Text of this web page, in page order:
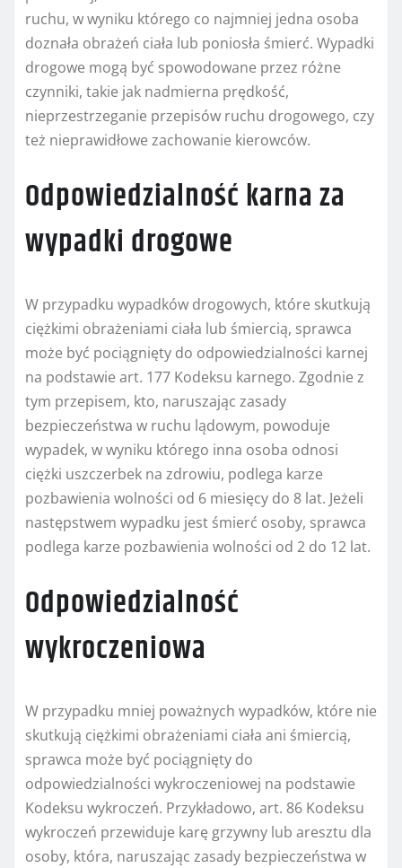
ruchu, w wyniku którego co najmniej jedna osoba
doznała obrażeń ciała lub poniosła śmierć. Wypadki
drogowe mogą być spowodowane przez różne
czynniki, takie jak nadmierna prędkość,
nieprzestrzeganie przepisów ruchu drogowego, czy
też nieprawidłowe zachowanie kierowców.
Odpowiedzialność karna za
wypadki drogowe
W przypadku wypadków drogowych, które skutkują
ciężkimi obrażeniami ciała lub śmiercią, sprawca
może być pociągnięty do odpowiedzialności karnej
na podstawie art. 177 Kodeksu karnego. Zgodnie z
tym przepisem, kto, naruszając zasady
bezpieczeństwa w ruchu lądowym, powoduje
wypadek, w wyniku którego inna osoba odnosi
ciężki uszczerbek na zdrowiu, podlega karze
pozbawienia wolności od 6 miesięcy do 8 lat. Jeżeli
następstwem wypadku jest śmierć osoby, sprawca
podlega karze pozbawienia wolności od 2 do 12 lat.
Odpowiedzialność
wykroczeniowa
W przypadku mniej poważnych wypadków, które nie
skutkują ciężkimi obrażeniami ciała ani śmiercią,
sprawca może być pociągnięty do
odpowiedzialności wykroczeniowej na podstawie
Kodeksu wykroczeń. Przykładowo, art. 86 Kodeksu
wykroczeń przewiduje karę grzywny lub aresztu dla
osoby, która, naruszając zasady bezpieczeństwa w